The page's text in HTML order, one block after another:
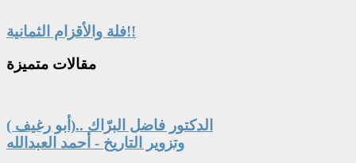
فلة والأقزام الثمانية!!
مقالات متميزة
الدكتور فاضل البرّاك ..(أبو رغيف )
وتزوير التاريخ - أحمد العبدالله